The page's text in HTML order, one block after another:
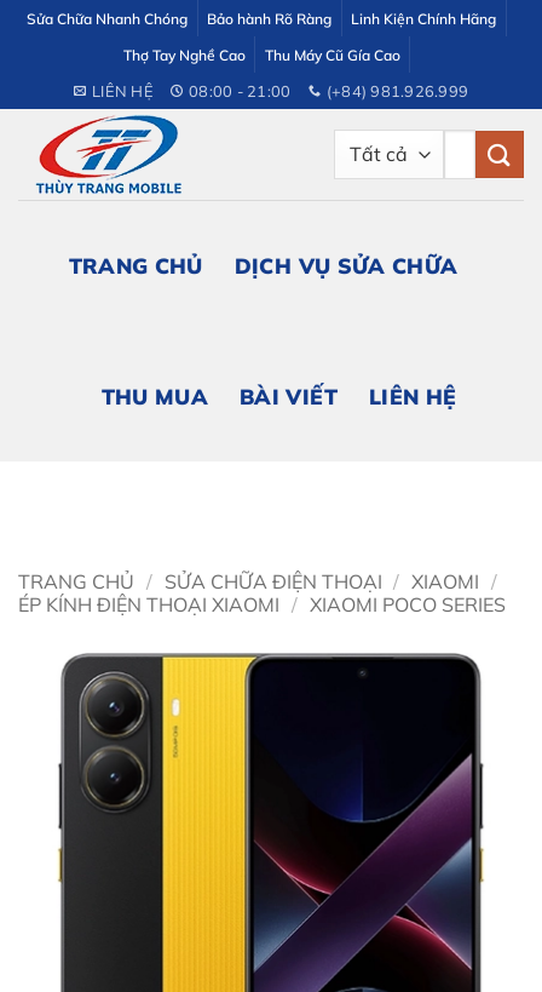
dung
Sửa Chữa Nhanh Chóng Bảo hành Rõ Ràng
Linh Kiện Chính Hãng
Thợ Tay Nghề Cao
Thu Máy Cũ Gía Cao
LIÊN HỆ 08:00 - 21:00 (+84) 981.926.999
TRANG CHỦ DỊCH VỤ SỬA CHỮA
THU MUA BÀI VIẾT LIÊN HỆ
TRANG CHỦ / SỬA CHỮA ĐIỆN THOẠI / XIAOMI /
ÉP KÍNH ĐIỆN THOẠI XIAOMI / XIAOMI POCO SERIES